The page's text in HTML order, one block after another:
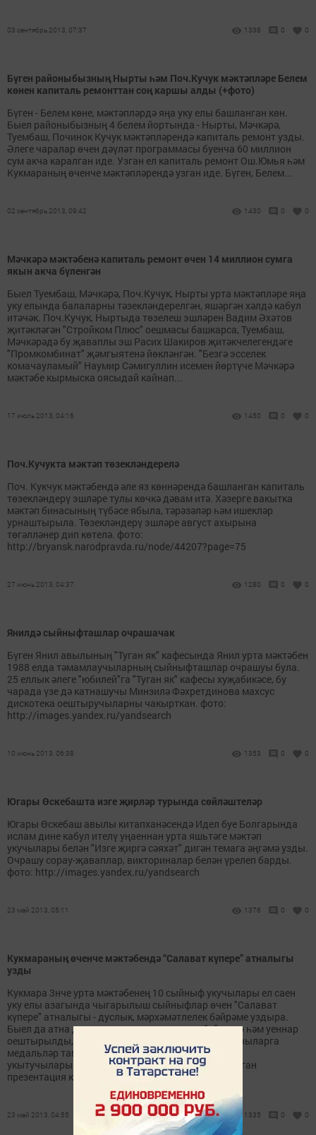
03 сентябрь 2013, 07:37 1338 0 0
Бүген районыбызның Нырты һәм Поч.Кучук мәктәпләре Белем
көнен капиталь ремонттан соң каршы алды (+фото)
Бүген - Белем көне, мәктәпләрдә яңа уку елы башланган көн.
Быел районыбызның 4 белем йортында - Нырты, Мәчкәрә,
Туембаш, Починок Кучук мәктәпләрендә капиталь ремонт узды.
Әлеге чаралар өчен дәүләт программасы буенча 60 миллион
сум акча каралган иде. Узган ел капиталь ремонт Ош.Юмья һәм
Кукмараның өченче мәктәпләрендә узган иде. Бүген, Белем...
02 сентябрь 2013, 09:42 1430 0 0
Мәчкәрә мәктәбенә капиталь ремонт өчен 14 миллион сумга
якын акча бүленгән
Быел Туембаш, Мәчкәрә, Поч.Кучук, Нырты урта мәктәпләре яңа
уку елында балаларны тәзекләндерелгән, яшәргән хәлдә кабул
итәчәк. Поч.Кучук, Ныртыда төзелеш эшләрен Вадим Әхәтов
җитәкләгән "Стройком Плюс" оешмасы башкарса, Туембаш,
Мәчкәрәдә бу җаваплы эш Расих Шакиров җитәкчелегендәге
"Промкомбинат" җәмгыятенә йөкләнгән. "Безгә эсселек
комачауламый" Наумир Сәмигуллин исемен йөртүче Мәчкәрә
мәктәбе кырмыска оясыдай кайнап...
17 июль 2013, 04:16 1450 0 0
Поч.Кучукта мәктәп төзекләндерелә
Поч. Кукчук мәктәбендә әле яз көннәрендә башланган капиталь
төзекләндерү эшләре тулы көчкә дәвам итә. Хәзерге вакытка
мәктәп бинасының түбәсе ябыла, тәрәзәләр һәм ишекләр
урнаштырыла. Төзекләндерү эшләре август ахырына
төгәлләнер дип көтелә. фото:
http://bryansk.narodpravda.ru/node/44207?page=75
27 июнь 2013, 04:37 1280 0 0
Янилдә сыйныфташлар очрашачак
Бүген Янил авылының "Туган як" кафесында Янил урта мәктәбен
1988 елда тәмамлаучыларның сыйныфташлар очрашуы була.
25 еллык әлеге "юбилей"га "Туган як" кафесы хуҗабикәсе, бу
чарада үзе дә катнашучы Минзилә Фәхретдинова махсус
дискотека оештыручыларны чакырткан. фото:
http://images.yandex.ru/yandsearch
10 июнь 2013, 06:38 1353 0 0
Югары Өскебашта изге җирләр турында сөйләштеләр
Югары Өскебаш авылы китапханәсендә Идел буе Болгарында
ислам дине кабул ителү уңаеннан урта яшьтәге мәктәп
укучылары белән "Изге җиргә сәяхәт" дигән темага әңгәмә узды.
Очрашу сорау-җаваплар, викториналар белән үрелеп барды.
фото: http://images.yandex.ru/yandsearch
23 май 2013, 05:11 1376 0 0
Кукмараның өченче мәктәбендә “Салават күпере” атналыгы
узды
Кукмара 3нче урта мәктәбенең 10 сыйныф укучылары ел саен
уку елы азагында чыгарылыш сыйныфлар өчен "Салават
күпере" атналыгы - дуслык, мәрхәмәтлелек бәйрәме уздыра.
Быел да атна дәвамында мәктәптә төрле бәйгеләр һәм уеннар
оештырылды, төрле номинацияләрдә җиңү яулаучыларга
медальләр тапшырылды. Соңгы көндә исә мәктәп
укытучылары һәм укучыларының теләкләре язылган
презентация күрсәтелде,...
23 май 2013, 04:55 1335 0 0